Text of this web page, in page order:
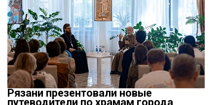
Рязани презентовали новые
путеводители по храмам города